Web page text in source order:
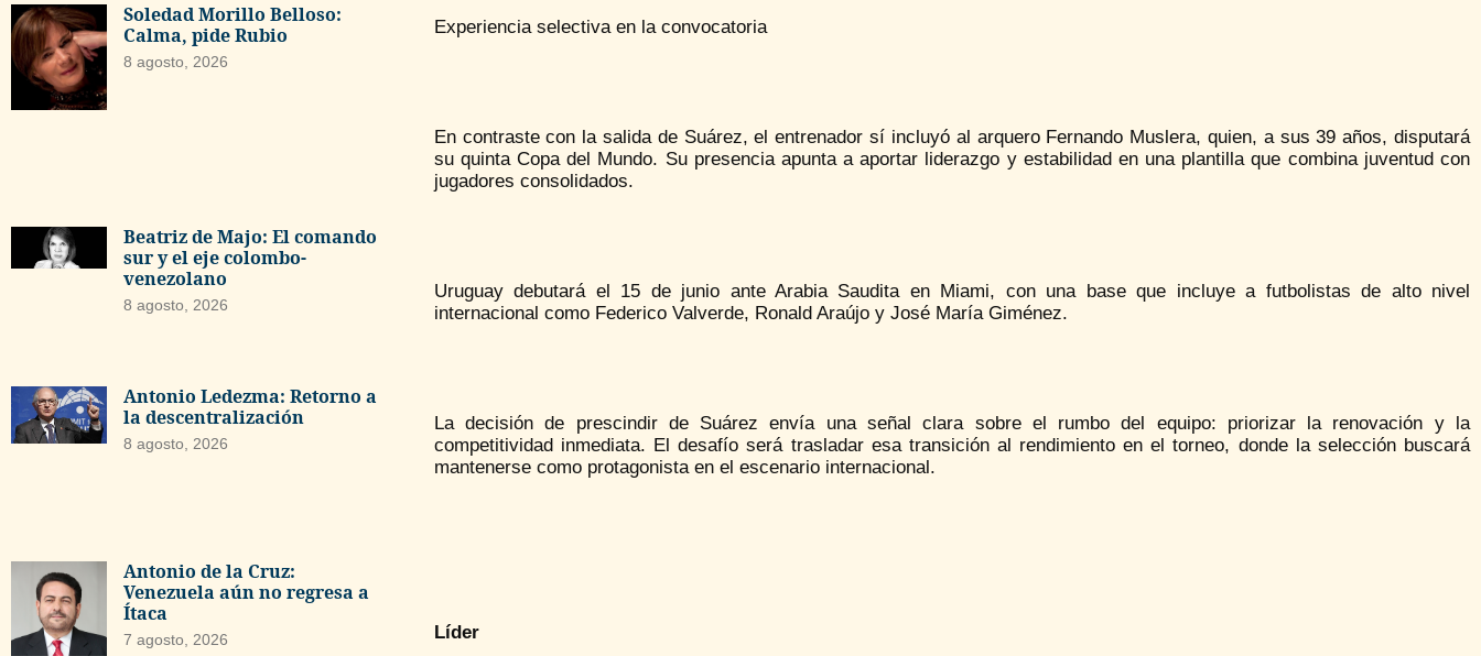
Soledad Morillo Belloso:
Calma, pide Rubio
8 agosto, 2026
Beatriz de Majo: El comando
sur y el eje colombo-
venezolano
8 agosto, 2026
Antonio Ledezma: Retorno a
la descentralización
8 agosto, 2026
Antonio de la Cruz:
Venezuela aún no regresa a
Ítaca
7 agosto, 2026
Experiencia selectiva en la convocatoria
En contraste con la salida de Suárez, el entrenador sí incluyó al arquero Fernando Muslera, quien, a sus 39 años, disputará
su quinta Copa del Mundo. Su presencia apunta a aportar liderazgo y estabilidad en una plantilla que combina juventud con
jugadores consolidados.
Uruguay debutará el 15 de junio ante Arabia Saudita en Miami, con una base que incluye a futbolistas de alto nivel
internacional como Federico Valverde, Ronald Araújo y José María Giménez.
La decisión de prescindir de Suárez envía una señal clara sobre el rumbo del equipo: priorizar la renovación y la
competitividad inmediata. El desafío será trasladar esa transición al rendimiento en el torneo, donde la selección buscará
mantenerse como protagonista en el escenario internacional.
Líder